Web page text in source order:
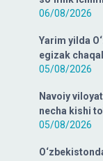
06/08/2026
Yarim yilda
egizak
05/08/2026
Navoiy
necha kishi
05/08/2026